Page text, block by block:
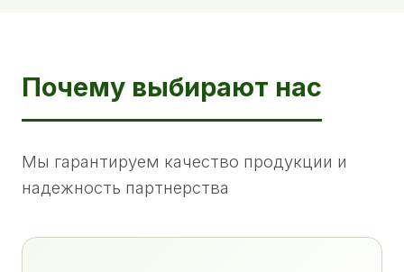
Почему выбирают нас
Мы гарантируем качество продукции и
надежность партнерства